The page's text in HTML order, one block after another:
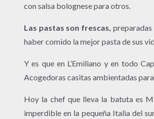
con salsa bolognese para otros.
Las pastas son frescas, preparadas
haber comido la mejor pasta de sus
Y es que en L’Emiliano y en todo
Acogedoras casitas ambientadas
Hoy la chef que lleva la batuta es
imperdible en la pequeña Italia del